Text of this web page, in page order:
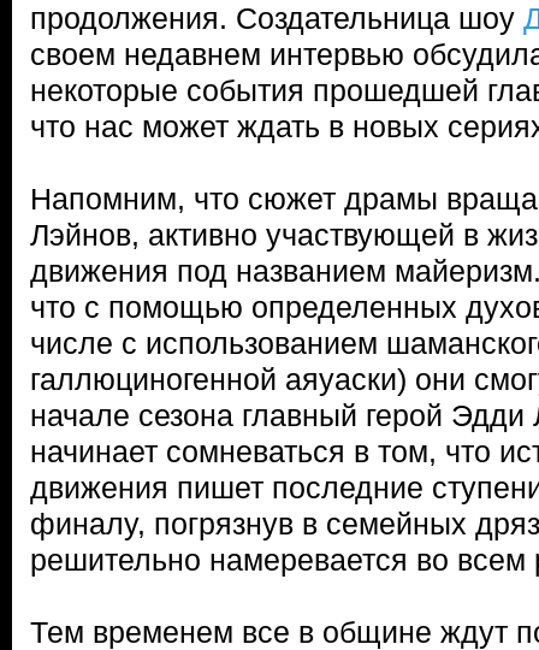
продолжения. Создательница шоу
своем недавнем интервью
некоторые события прошедшей
что нас может ждать в новых
Напомним, что сюжет драмы
Лэйнов, активно участвующей в
движения под названием
что с помощью определенных
числе с использованием
галлюциногенной аяуаски) они
начале сезона главный герой Эдди
начинает сомневаться в том, что
движения пишет последние
финалу, погрязнув в семейных
решительно намеревается во всем
Тем временем все в общине ждут